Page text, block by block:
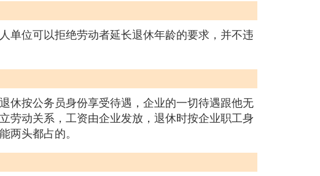
单位可以拒绝劳动者延长退休年龄的要求，并不违
休按公务员身份享受待遇，企业的一切待遇跟他无
劳动关系，工资由企业发放，退休时按企业职工身
头都占的。